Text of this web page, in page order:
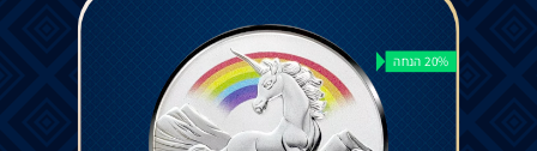
20% הנחה